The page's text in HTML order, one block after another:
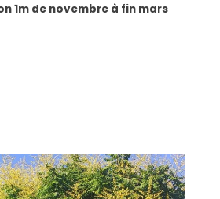
1m de novembre à fin mars